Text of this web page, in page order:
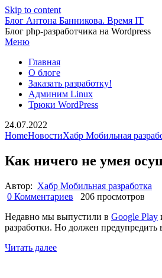
Skip to content
Блог Антона Банникова. Время IT
Блог php-разработчика на Wordpress
Меню
Главная
О блоге
Заказать разработку!
Админим Linux
Трюки WordPress
24.07.2022
HomeНовостиХабр Мобильная
Как ничего не умея
Автор: Хабр Мобильная разработка
0 Комментариев
206 просмотров
Недавно мы выпустили в Google Play
разработки. Но должен
Читать далее